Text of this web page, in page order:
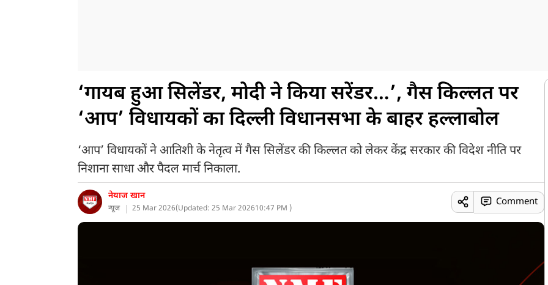
‘गायब हुआ सिलेंडर, मोदी ने किया सरेंडर…’, गैस किल्लत पर
‘आप’ विधायकों का दिल्ली विधानसभा के बाहर हल्लाबोल
‘आप’ विधायकों ने आतिशी के नेतृत्व में गैस सिलेंडर की किल्लत को लेकर केंद्र सरकार की विदेश नीति पर
निशाना साधा और पैदल मार्च निकाला.
नेयाज खान
न्यूज 25 Mar 2026(Updated: 25 Mar 202610:47 PM )
Comment